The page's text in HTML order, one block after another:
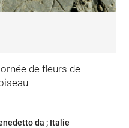
de fleurs de
Cazzaniga, Tommaso ; Briosco, Benedetto da ; Italie